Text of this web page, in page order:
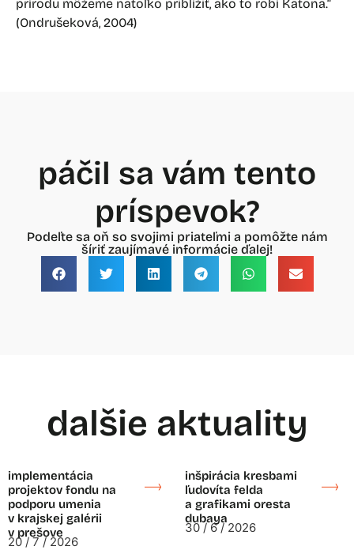
prírodu môžeme natoľko priblížiť, ako to robí Katona.“
(Ondrušeková, 2004)
páčil sa vám tento
príspevok?
Podeľte sa oň so svojimi priateľmi a pomôžte nám
šíriť zaujímavé informácie ďalej!
dalšie aktuality
implementácia
projektov fondu na
podporu umenia
v krajskej galérii
v prešove
20 / 7 / 2026
inšpirácia kresbami
ľudovíta felda
a grafikami oresta
dubaya
30 / 6 / 2026